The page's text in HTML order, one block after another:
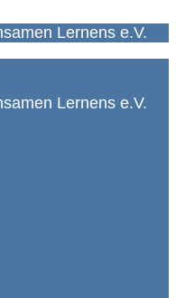
Lernens e.V.
Lernens e.V.